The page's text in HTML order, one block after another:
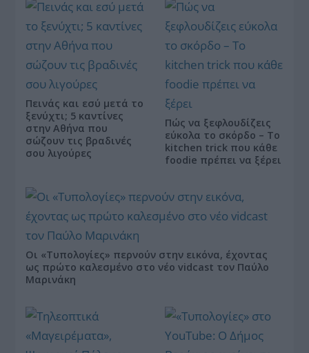
Πεινάς και εσύ μετά το
ξενύχτι; 5 καντίνες
στην Αθήνα που
σώζουν τις βραδινές
σου λιγούρες
Πώς να ξεφλουδίζεις
εύκολα το σκόρδο – Το
kitchen trick που κάθε
foodie πρέπει να ξέρει
Οι «Τυπολογίες» περνούν στην εικόνα, έχοντας
ως πρώτο καλεσμένο στο νέο vidcast τον Παύλο
Μαρινάκη